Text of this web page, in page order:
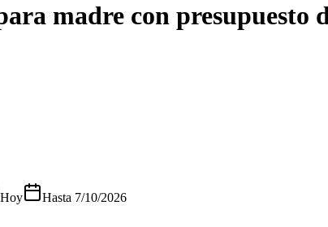
madre con presupuesto
Hoy Hasta 7/10/2026